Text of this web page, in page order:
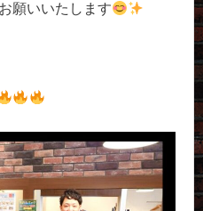
願いいたします